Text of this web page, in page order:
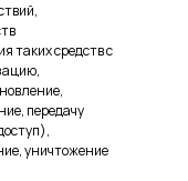
таких средств с
передачу
уничтожение